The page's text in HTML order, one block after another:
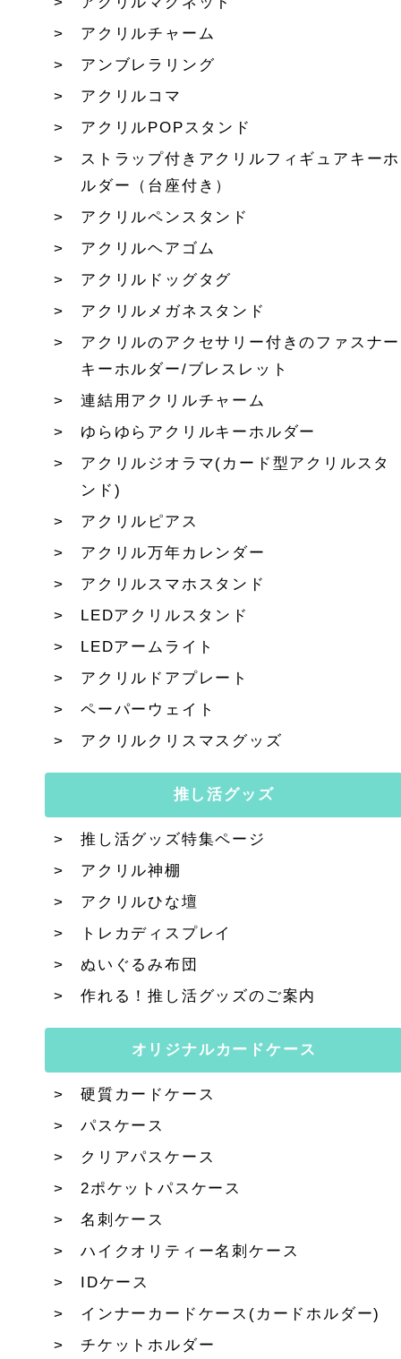
アクリルチャーム
アンブレラリング
アクリルコマ
アクリルPOPスタンド
ストラップ付きアクリルフィギュアキーホ
ルダー（台座付き）
アクリルペンスタンド
アクリルヘアゴム
アクリルドッグタグ
アクリルメガネスタンド
アクリルのアクセサリー付きのファスナー
キーホルダー/ブレスレット
連結用アクリルチャーム
ゆらゆらアクリルキーホルダー
アクリルジオラマ(カード型アクリルスタ
ンド)
アクリルピアス
アクリル万年カレンダー
アクリルスマホスタンド
LEDアクリルスタンド
LEDアームライト
アクリルドアプレート
ペーパーウェイト
アクリルクリスマスグッズ
推し活グッズ
推し活グッズ特集ページ
アクリル神棚
アクリルひな壇
トレカディスプレイ
ぬいぐるみ布団
作れる！推し活グッズのご案内
オリジナルカードケース
硬質カードケース
パスケース
クリアパスケース
2ポケットパスケース
名刺ケース
ハイクオリティー名刺ケース
IDケース
インナーカードケース(カードホルダー)
チケットホルダー